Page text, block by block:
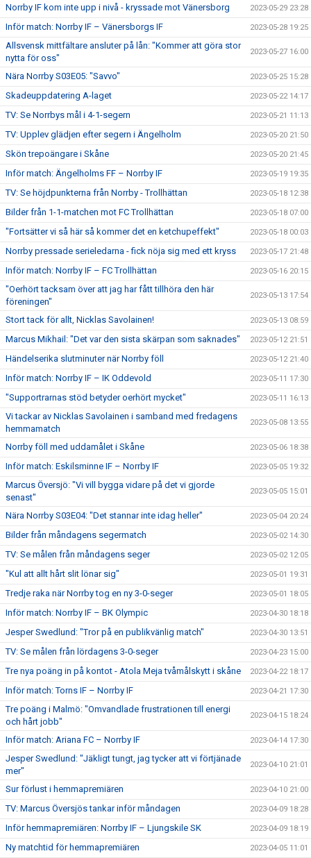
Norrby IF kom inte upp i nivå - kryssade mot Vänersborg 2023-05-29 23:28
Inför match: Norrby IF – Vänersborgs IF 2023-05-28 19:25
Allsvensk mittfältare ansluter på lån: "Kommer att göra stor
nytta för oss"
2023-05-27 16:00
Nära Norrby S03E05: "Savvo" 2023-05-25 15:28
Skadeuppdatering A-laget 2023-05-22 14:17
TV: Se Norrbys mål i 4-1-segern 2023-05-21 11:13
TV: Upplev glädjen efter segern i Ängelholm 2023-05-20 21:50
Skön trepoängare i Skåne 2023-05-20 21:45
Inför match: Ängelholms FF – Norrby IF 2023-05-19 19:35
TV: Se höjdpunkterna från Norrby - Trollhättan 2023-05-18 12:38
Bilder från 1-1-matchen mot FC Trollhättan 2023-05-18 07:00
"Fortsätter vi så här så kommer det en ketchupeffekt" 2023-05-18 00:03
Norrby pressade serieledarna - fick nöja sig med ett kryss 2023-05-17 21:48
Inför match: Norrby IF – FC Trollhättan 2023-05-16 20:15
"Oerhört tacksam över att jag har fått tillhöra den här
föreningen"
2023-05-13 17:54
Stort tack för allt, Nicklas Savolainen! 2023-05-13 08:59
Marcus Mikhail: "Det var den sista skärpan som saknades" 2023-05-12 21:51
Händelserika slutminuter när Norrby föll 2023-05-12 21:40
Inför match: Norrby IF – IK Oddevold 2023-05-11 17:30
"Supportrarnas stöd betyder oerhört mycket" 2023-05-11 16:13
Vi tackar av Nicklas Savolainen i samband med fredagens
hemmamatch
2023-05-08 13:55
Norrby föll med uddamålet i Skåne 2023-05-06 18:38
Inför match: Eskilsminne IF – Norrby IF 2023-05-05 19:32
Marcus Översjö: "Vi vill bygga vidare på det vi gjorde
senast"
2023-05-05 15:01
Nära Norrby S03E04: "Det stannar inte idag heller" 2023-05-04 20:24
Bilder från måndagens segermatch 2023-05-02 14:30
TV: Se målen från måndagens seger 2023-05-02 12:05
"Kul att allt hårt slit lönar sig" 2023-05-01 19:31
Tredje raka när Norrby tog en ny 3-0-seger 2023-05-01 18:05
Inför match: Norrby IF – BK Olympic 2023-04-30 18:18
Jesper Swedlund: "Tror på en publikvänlig match" 2023-04-30 13:51
TV: Se målen från lördagens 3-0-seger 2023-04-23 15:00
Tre nya poäng in på kontot - Atola Meja tvåmålskytt i skåne 2023-04-22 18:17
Inför match: Torns IF – Norrby IF 2023-04-21 17:30
Tre poäng i Malmö: "Omvandlade frustrationen till energi
och hårt jobb"
2023-04-15 18:24
Inför match: Ariana FC – Norrby IF 2023-04-14 17:30
Jesper Swedlund: "Jäkligt tungt, jag tycker att vi förtjänade
mer"
2023-04-10 21:01
Sur förlust i hemmapremiären 2023-04-10 21:00
TV: Marcus Översjös tankar inför måndagen 2023-04-09 18:28
Inför hemmapremiären: Norrby IF – Ljungskile SK 2023-04-09 18:19
Ny matchtid för hemmapremiären 2023-04-05 11:01